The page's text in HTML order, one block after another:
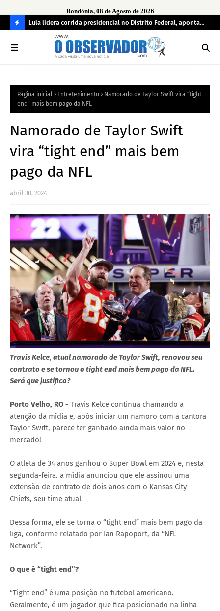
Rondônia, 08 de Agosto de 2026
O
R
Lula lidera corrida presidencial no Distrito Federal, aponta
pesquisa; Flávio Bolsonaro aparece em segundo
Página inicial Entretenimento
Namorado de Taylor Swift vira “tight
end” mais bem pago da NFL
Namorado de Taylor Swift
vira “tight end” mais bem
pago da NFL
abril 30, 2024
Travis Kelce, atual namorado de Taylor Swift, renovou seu
contrato e se tornou o tight end mais bem pago da NFL.
Será que justifica?
Porto Velho, RO - Travis Kelce continua chamando a
atenção da mídia e, após iniciar um namoro com a cantora
Taylor Swift, parece ter ganhado ainda mais valor no
mercado!
O atleta de 34 anos ganhou o Super Bowl em 2024 e, nesta
segunda-feira, a mídia anunciou que ele assinou uma
extensão de contrato de dois anos com o Kansas City
Chiefs, seu time atual.
Dessa forma, ele se torna o “tight end” mais bem pago da
liga, conforme relatado por Ian Rapoport, da “NFL
Network”.
O que é “tight end”?
“Tight end” é uma posição no futebol americano.
Geralmente, é um jogador que fica posicionado na linha